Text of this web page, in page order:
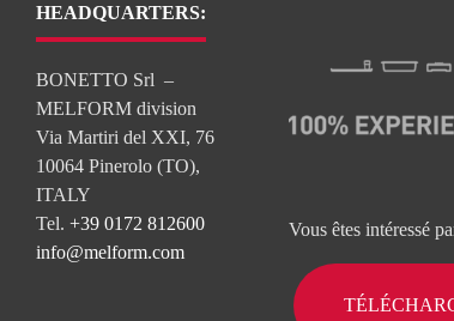
HEADQUARTERS:
BONETTO Srl –
MELFORM division
Via Martiri del XXI, 76
10064 Pinerolo (TO),
ITALY
Tel. +39 0172 812600
info@melform.com
Vous êtes intéressé